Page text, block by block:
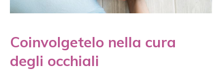
Coinvolgetelo nella cura
degli occhiali